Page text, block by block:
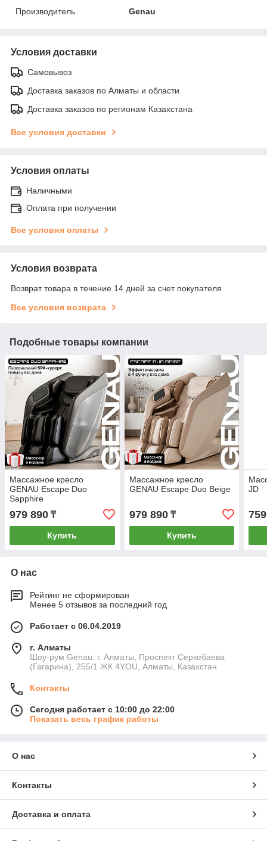
Производитель
Genau
Условия доставки
Самовывоз
Доставка заказов по Алматы и области
Доставка заказов по регионам Казахстана
Все условия доставки
Условия оплаты
Наличными
Оплата при получении
Все условия оплаты
Условия возврата
Возврат товара в течение 14 дней за счет покупателя
Все условия возврата
Подобные товары компании
Массажное кресло
GENAU Escape Duo
Sapphire
979 890 ₸
Купить
Массажное кресло
GENAU Escape Duo Beige
979 890₸
Купить
JD
О нас
Рейтинг не сформирован
Менее 5 отзывов за последний год
Работает с 06.04.2019
г. Алматы
Шоу-рум Genau: г. Алматы, Проспект Серкебаева
(Гагарина), 255/1 ЖК 4YOU, Алматы, Казахстан
Контакты
Сегодня работает с 10:00 до 22:00
Показать весь график работы
О нас
Контакты
Доставка и оплата